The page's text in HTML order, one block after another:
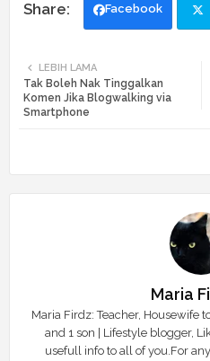
Facebook
LEBIH LAMA
Tak Boleh Nak Tinggalkan
Komen Jika Blogwalking via
Smartphone
Maria
Maria Firdz: Teacher, Housewife
and 1 son | Lifestyle blogger,
usefull info to all of you.For